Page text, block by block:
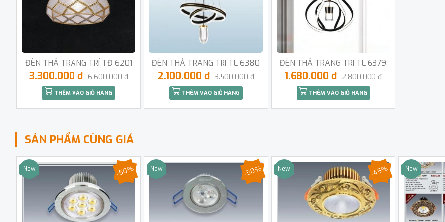
ĐÈN THẢ TRANG TRÍ TĐ 6201
3.300.000 đ 6.600.000 đ
THÊM VÀO GIỎ HÀNG
ĐÈN THẢ TRANG TRÍ TL 6380
2.100.000 đ 3.500.000 đ
THÊM VÀO GIỎ HÀNG
ĐÈN THẢ TRANG TRÍ TL 6379
1.680.000 đ 2.800.000 đ
THÊM VÀO GIỎ HÀNG
SẢN PHẨM CÙNG GIÁ
Sale
New -50% Sale
New -50% Sale
New -45% Sale
New